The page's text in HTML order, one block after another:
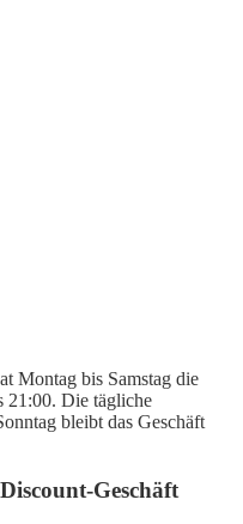
Montag bis Samstag die
21:00. Die tägliche
bleibt das Geschäft
Geschäft